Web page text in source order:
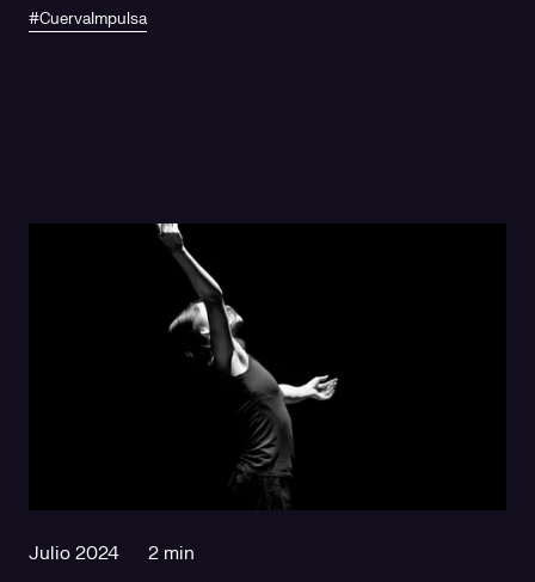
#CuervaImpulsa
Julio 2024 2 min